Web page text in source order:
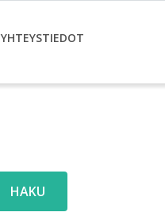
YHTEYSTIEDOT
HAKU